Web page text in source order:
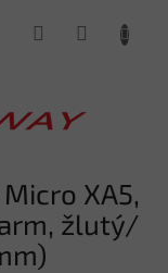
XA5,
žlutý/